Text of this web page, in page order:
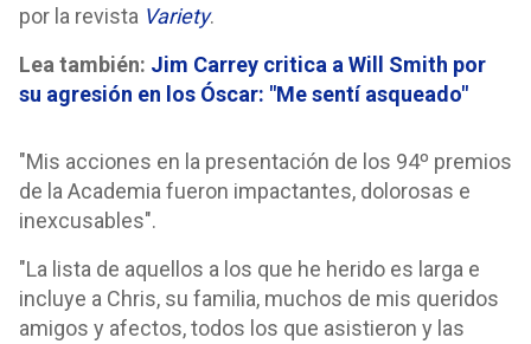
por la revista Variety.
Lea también: Jim Carrey critica a Will Smith por
su agresión en los Óscar: "Me sentí asqueado"
"Mis acciones en la presentación de los 94º premios
de la Academia fueron impactantes, dolorosas e
inexcusables".
"La lista de aquellos a los que he herido es larga e
incluye a Chris, su familia, muchos de mis queridos
amigos y afectos, todos los que asistieron y las